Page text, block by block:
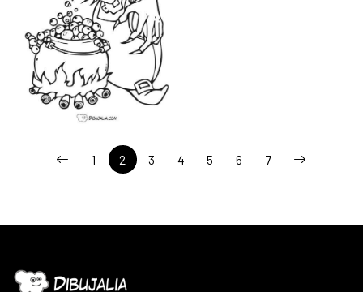
1 2 3 4 5 6 7